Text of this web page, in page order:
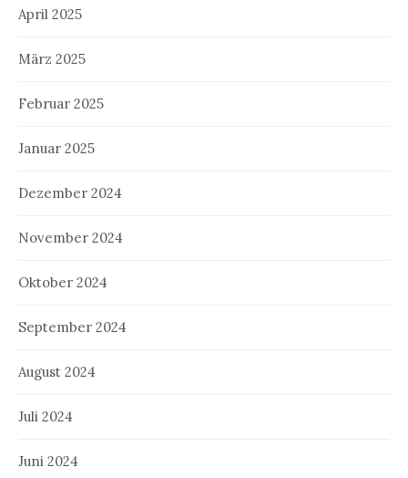
April 2025
März 2025
Februar 2025
Januar 2025
Dezember 2024
November 2024
Oktober 2024
September 2024
August 2024
Juli 2024
Juni 2024